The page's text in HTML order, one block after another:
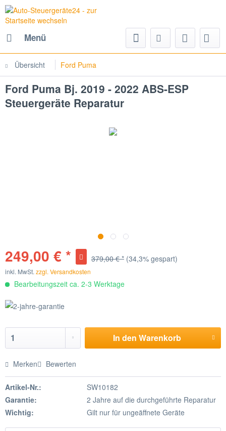
Menü
Übersicht Ford Puma
Ford Puma Bj. 2019 - 2022 ABS-ESP
Steuergeräte Reparatur
249,00 € * 379,00 € * (34,3% gespart)
inkl. MwSt. zzgl. Versandkosten
Bearbeitungszeit ca. 2-3 Werktage
In den Warenkorb
Merken Bewerten
Artikel-Nr.:
SW10182
Garantie:
2 Jahre auf die durchgeführte Reparatur
Wichtig:
Gilt nur für ungeäffnete Geräte